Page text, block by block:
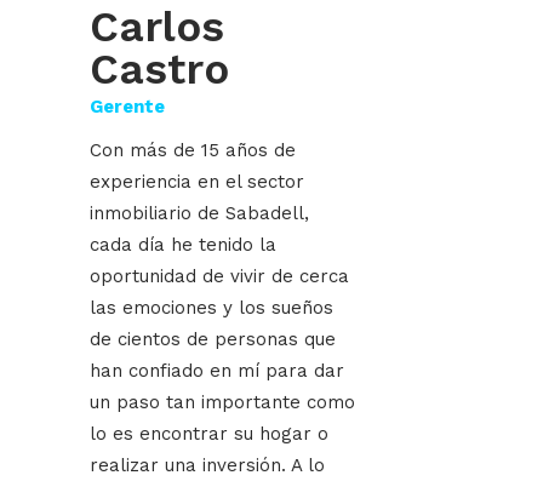
Carlos
Castro
Gerente
Con más de 15 años de
experiencia en el sector
inmobiliario de Sabadell,
cada día he tenido la
oportunidad de vivir de cerca
las emociones y los sueños
de cientos de personas que
han confiado en mí para dar
un paso tan importante como
lo es encontrar su hogar o
realizar una inversión. A lo